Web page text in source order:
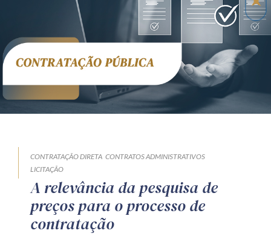
CONTRATAÇÃO DIRETA CONTRATOS ADMINISTRATIVOS
LICITAÇÃO
A relevância da pesquisa de
preços para o processo de
contratação